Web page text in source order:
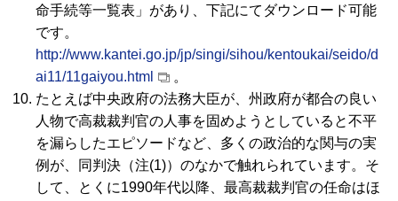
命手続等一覧表」があり、下記にてダウンロード可能
です。
http://www.kantei.go.jp/jp/singi/sihou/kentoukai/seido/d
ai11/11gaiyou.html
。
たとえば中央政府の法務大臣が、州政府が都合の良い
人物で高裁裁判官の人事を固めようとしていると不平
を漏らしたエピソードなど、多くの政治的な関与の実
例が、同判決（注(1)）のなかで触れられています。そ
して、とくに1990年代以降、最高裁裁判官の任命はほ